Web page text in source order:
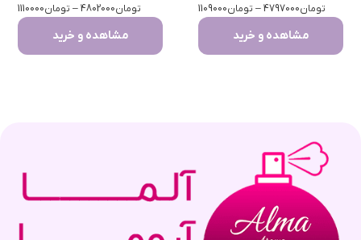
Gourmand)
تومان4797000
– تومان1109000
مشاهده و خرید
تومان4802000
– تومان1110000
مشاهده و خرید